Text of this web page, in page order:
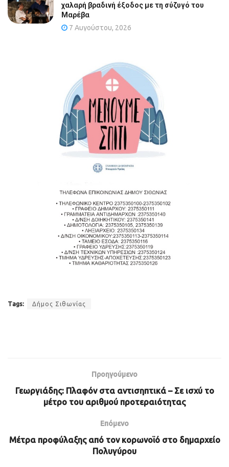
χαλαρή βραδινή έξοδος με τη σύζυγό του
Μαρέβα
7 Αυγούστου, 2026
Tags: Δήμος Σιθωνίας
Προηγούμενο
Γεωργιάδης: Πλαφόν στα αντισηπτικά – Σε ισχύ το
μέτρο του αριθμού προτεραιότητας
Επόμενο
Μέτρα προφύλαξης από τον κορωνοϊό στο δημαρχείο
Πολυγύρου